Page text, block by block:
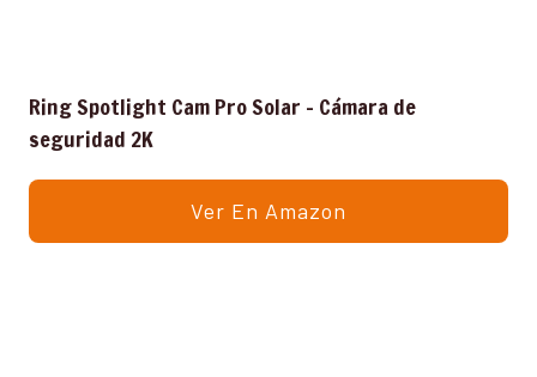
Ring Spotlight Cam Pro Solar – Cámara de
seguridad 2K
Ver En Amazon